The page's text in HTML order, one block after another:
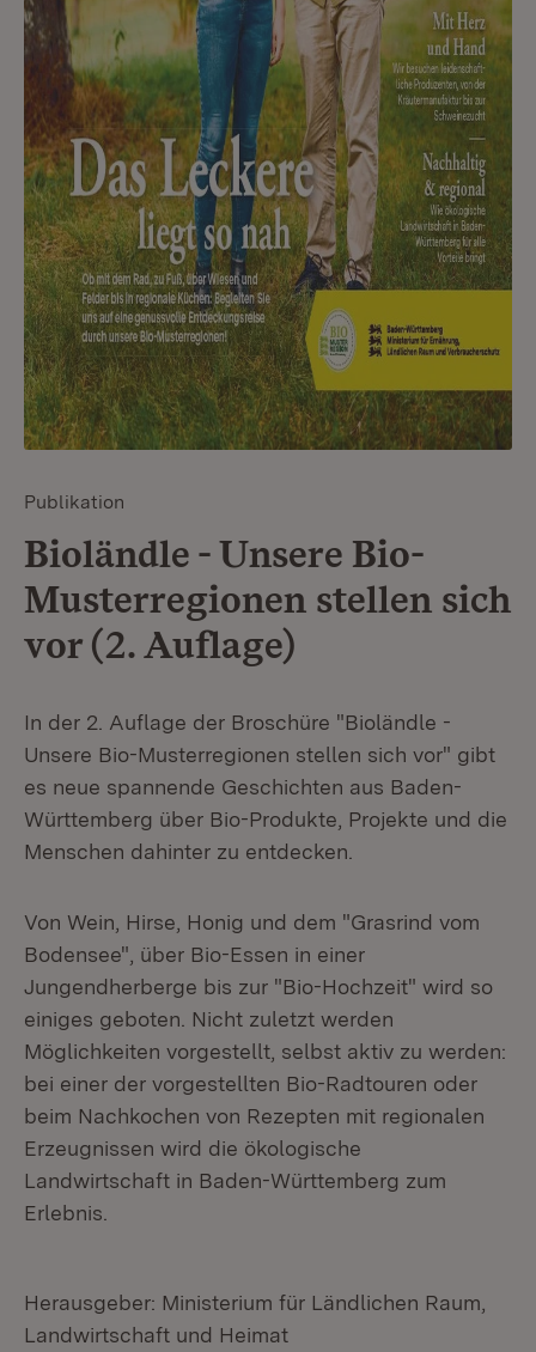
Publikation
Bioländle - Unsere Bio-
Musterregionen stellen sich
vor (2. Auflage)
In der 2. Auflage der Broschüre "Bioländle -
Unsere Bio-Musterregionen stellen sich vor" gibt
es neue spannende Geschichten aus Baden-
Württemberg über Bio-Produkte, Projekte und die
Menschen dahinter zu entdecken.
Von Wein, Hirse, Honig und dem "Grasrind vom
Bodensee", über Bio-Essen in einer
Jungendherberge bis zur "Bio-Hochzeit" wird so
einiges geboten. Nicht zuletzt werden
Möglichkeiten vorgestellt, selbst aktiv zu werden:
bei einer der vorgestellten Bio-Radtouren oder
beim Nachkochen von Rezepten mit regionalen
Erzeugnissen wird die ökologische
Landwirtschaft in Baden-Württemberg zum
Erlebnis.
Herausgeber: Ministerium für Ländlichen Raum,
Landwirtschaft und Heimat